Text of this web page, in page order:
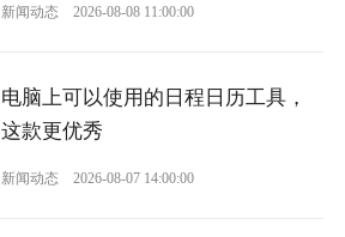
新闻动态 2026-08-08 11:00:00
电脑上可以使用的日程日历工具，
这款更优秀
新闻动态 2026-08-07 14:00:00